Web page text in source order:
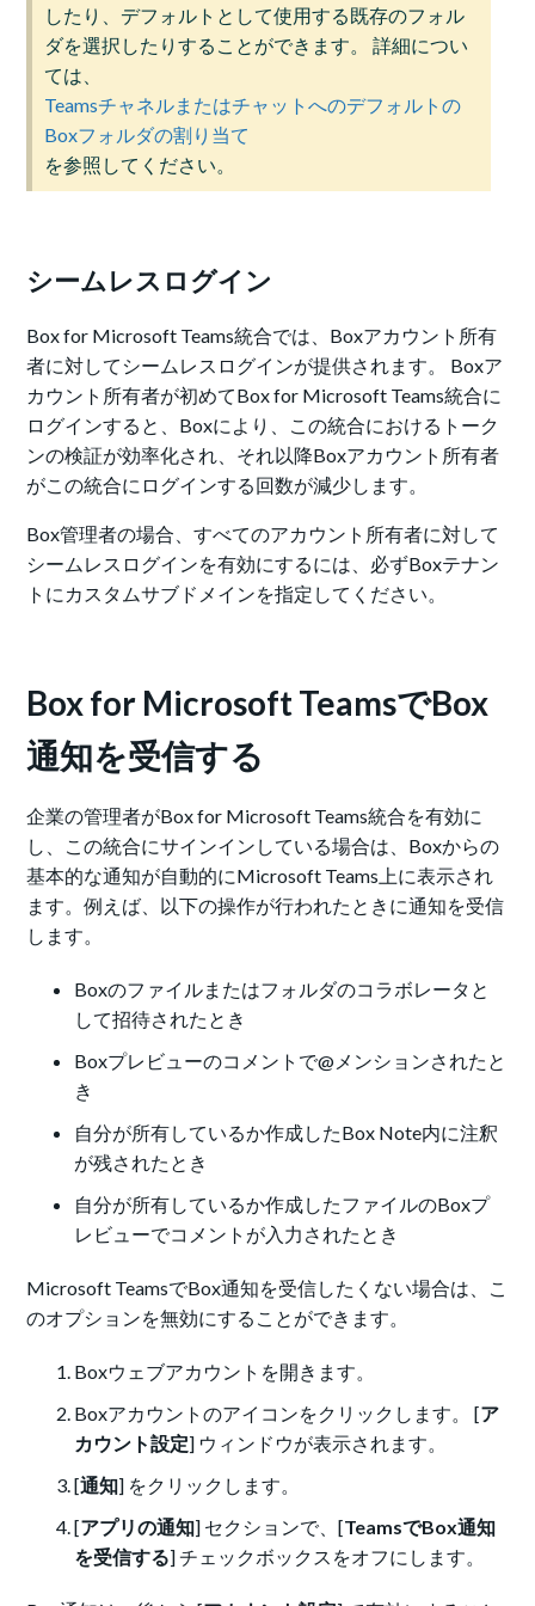
したり、デフォルトとして使用する既存のフォル
ダを選択したりすることができます。 詳細につい
ては、
Teamsチャネルまたはチャットへのデフォルトの
Boxフォルダの割り当て
を参照してください。
シームレスログイン
Box for Microsoft Teams統合では、Boxアカウント所有
者に対してシームレスログインが提供されます。 Boxア
カウント所有者が初めてBox for Microsoft Teams統合に
ログインすると、Boxにより、この統合におけるトーク
ンの検証が効率化され、それ以降Boxアカウント所有者
がこの統合にログインする回数が減少します。
Box管理者の場合、すべてのアカウント所有者に対して
シームレスログインを有効にするには、必ずBoxテナン
トにカスタムサブドメインを指定してください。
Box for Microsoft TeamsでBox
通知を受信する
企業の管理者がBox for Microsoft Teams統合を有効に
し、この統合にサインインしている場合は、Boxからの
基本的な通知が自動的にMicrosoft Teams上に表示され
ます。例えば、以下の操作が行われたときに通知を受信
します。
Boxのファイルまたはフォルダのコラボレータと
して招待されたとき
Boxプレビューのコメントで@メンションされたと
き
自分が所有しているか作成したBox Note内に注釈
が残されたとき
自分が所有しているか作成したファイルのBoxプ
レビューでコメントが入力されたとき
Microsoft TeamsでBox通知を受信したくない場合は、こ
のオプションを無効にすることができます。
Boxウェブアカウントを開きます。
Boxアカウントのアイコンをクリックします。 [ア
カウント設定] ウィンドウが表示されます。
[通知] をクリックします。
[アプリの通知] セクションで、[TeamsでBox通知
を受信する] チェックボックスをオフにします。